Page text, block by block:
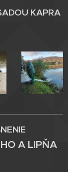
KAPRA
A LIPŇA